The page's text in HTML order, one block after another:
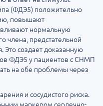
(ФДЭ5) положительно
повышают
нормальную
члена, предстательной
создает доказанную
ФДЭ5 у пациентов с СНМП
на обе проблемы через
и сосудистого риска.